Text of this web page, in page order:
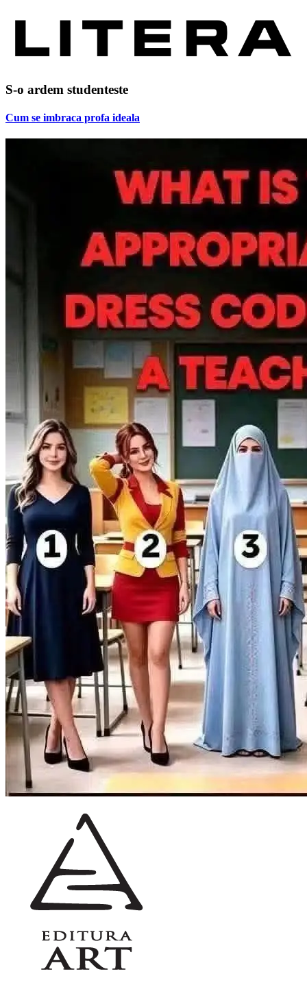
S-o ardem studenteste
Cum se imbraca profa ideala